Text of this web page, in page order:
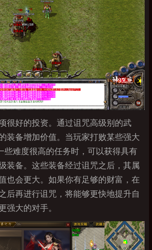
很好的投资。通过诅咒高级别的武
装备增加价值。当玩家打败某些强大
些难度很高的任务时，可以获得具有
装备。这些装备经过诅咒之后，其属
也会更大。如果你有足够的财富，在
后再进行诅咒，将能够更快地提升自
强大的对手。